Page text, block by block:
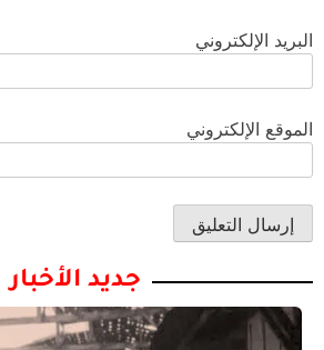
البريد الإلكتروني
الموقع الإلكتروني
جديد الأخبار